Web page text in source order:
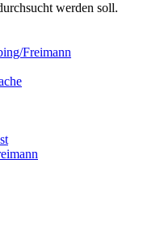
werden soll.
Freimann